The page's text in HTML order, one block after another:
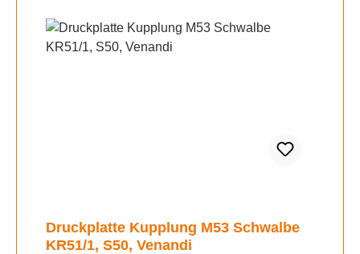
Druckplatte Kupplung M53 Schwalbe
KR51/1, S50, Venandi